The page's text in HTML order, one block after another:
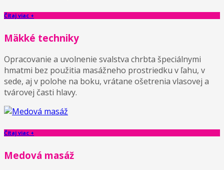
Čítaj viac +
Mäkké techniky
Opracovanie a uvolnenie svalstva chrbta špeciálnymi
hmatmi bez použitia masážneho prostriedku v ľahu, v
sede, aj v polohe na boku, vrátane ošetrenia vlasovej a
tvárovej časti hlavy.
Čítaj viac +
Medová masáž